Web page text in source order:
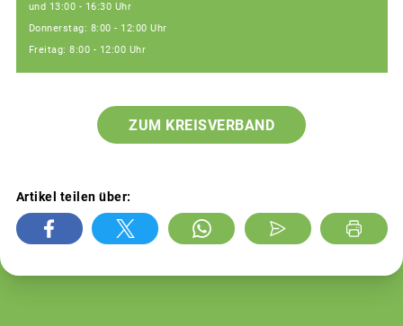
und 13:00 - 16:30 Uhr
Donnerstag: 8:00 - 12:00 Uhr
Freitag: 8:00 - 12:00 Uhr
ZUM KREISVERBAND
Artikel teilen über: